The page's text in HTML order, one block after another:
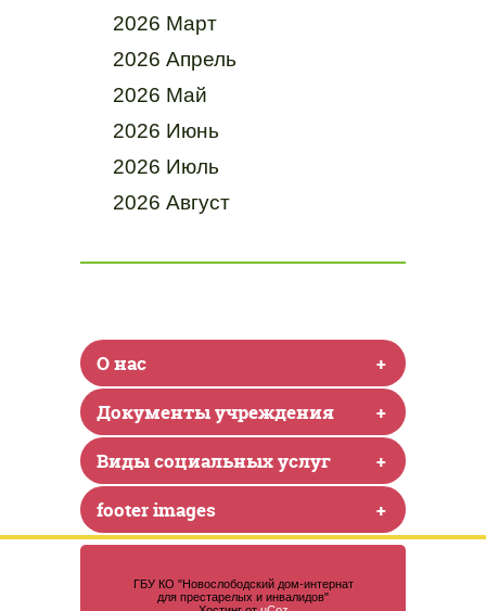
2026 Март
2026 Апрель
2026 Май
2026 Июнь
2026 Июль
2026 Август
О нас +
Документы учреждения +
Виды социальных услуг +
footer images +
ГБУ КО "Новослободский дом-интернат
для престарелых и инвалидов"